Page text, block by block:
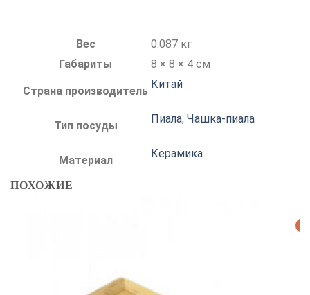
Вес
0.087 кг
Габариты
8 × 8 × 4 см
Страна производитель
Китай
Тип посуды
Пиала, Чашка-пиала
Материал
Керамика
ПОХОЖИЕ